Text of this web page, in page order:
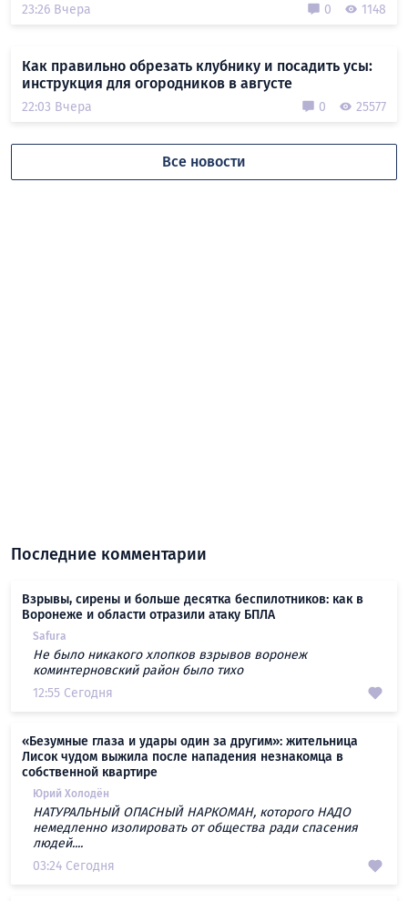
23:26 Вчера 0 1148
Как правильно обрезать клубнику и посадить усы:
инструкция для огородников в августе
22:03 Вчера 0 25577
Все новости
Последние комментарии
Взрывы, сирены и больше десятка беспилотников: как в
Воронеже и области отразили атаку БПЛА
Safura
Не было никакого хлопков взрывов воронеж
коминтерновский район было тихо
12:55 Сегодня
«Безумные глаза и удары один за другим»: жительница
Лисок чудом выжила после нападения незнакомца в
собственной квартире
Юрий Холодён
НАТУРАЛЬНЫЙ ОПАСНЫЙ НАРКОМАН, которого НАДО
немедленно изолировать от общества ради спасения
людей....
03:24 Сегодня